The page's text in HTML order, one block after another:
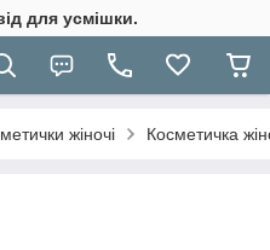
для усмішки.
жіночі Косметичка